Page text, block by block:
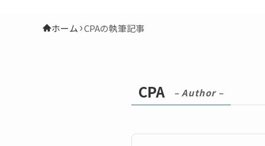
ホーム CPAの執筆記事
CPA – Author –